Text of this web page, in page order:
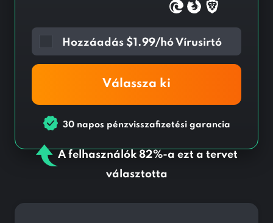
Hozzáadás $1.99/hó Vírusirtó
Válassza ki
30 napos pénzvisszafizetési garancia
A felhasználók 82%-a ezt a tervet
választotta